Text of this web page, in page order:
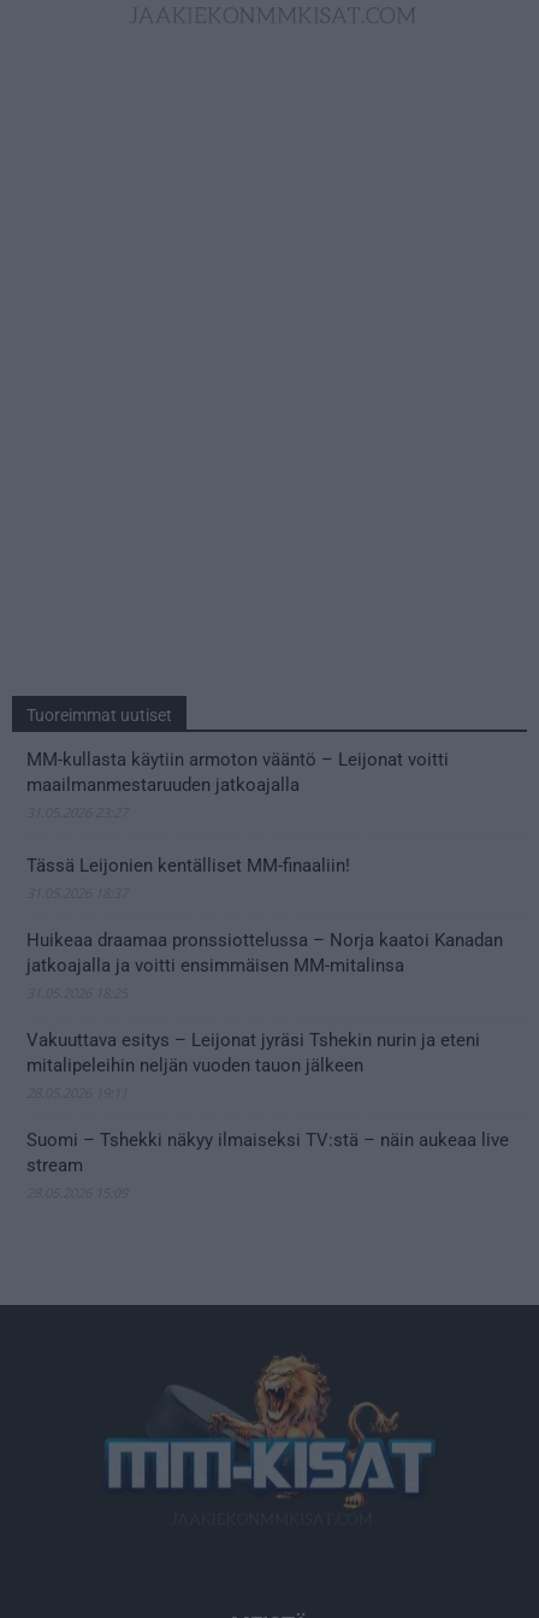
Tuoreimmat uutiset
MM-kullasta käytiin armoton vääntö – Leijonat voitti
maailmanmestaruuden jatkoajalla
Tässä Leijonien kentälliset MM-finaaliin!
Huikeaa draamaa pronssiottelussa – Norja kaatoi Kanadan
jatkoajalla ja voitti ensimmäisen MM-mitalinsa
Vakuuttava esitys – Leijonat jyräsi Tshekin nurin ja eteni
mitalipeleihin neljän vuoden tauon jälkeen
Suomi – Tshekki näkyy ilmaiseksi TV:stä – näin aukeaa live
stream